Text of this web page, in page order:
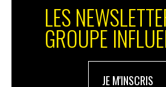
LES
GROUPE
JE M'INSCRIS